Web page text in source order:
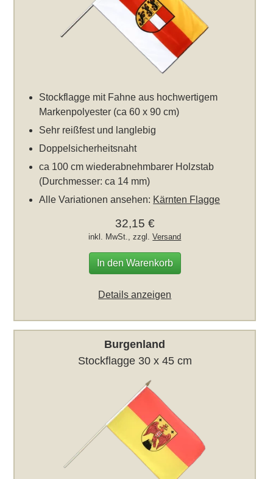
Stockflagge mit Fahne aus hochwertigem
Markenpolyester (ca 60 x 90 cm)
Sehr reißfest und langlebig
Doppelsicherheitsnaht
ca 100 cm wiederabnehmbarer Holzstab
(Durchmesser: ca 14 mm)
Alle Variationen ansehen: Kärnten Flagge
32,15 €
inkl. MwSt., zzgl.Versand
In den Warenkorb
Details anzeigen
Burgenland
Stockflagge 30 x 45 cm